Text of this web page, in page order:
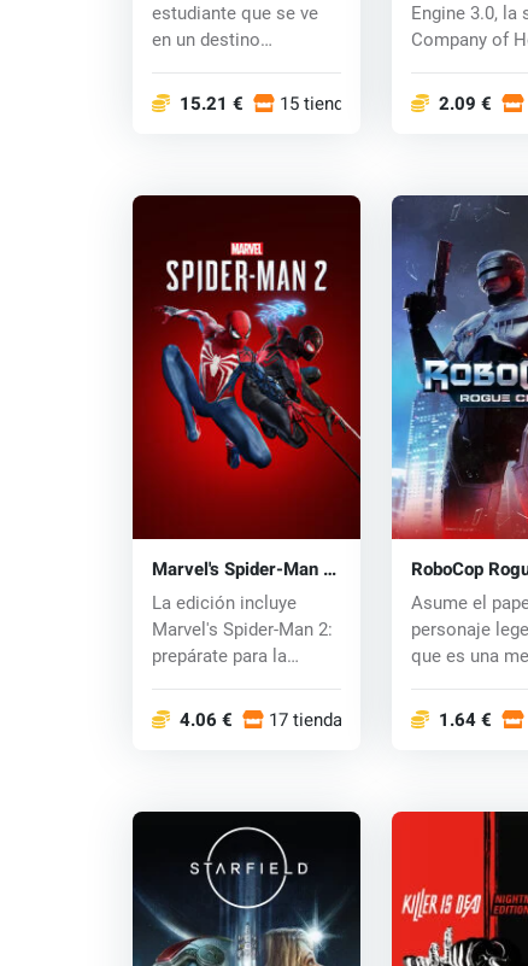
estudiante que se ve
en un destino
15.21 € 15 tiendas
Engine 3.0, la
Company of
2.09 €
Marvel's Spider-Man 2
(PC) key
La edición incluye
Marvel's Spider-Man 2:
prepárate para la
4.06 € 17 tiendas
RoboCop
(PC) key
Asume el
personaje
que es una
1.64 €